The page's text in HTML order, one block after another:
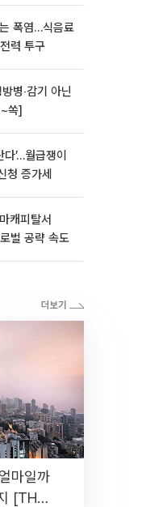
폭염…식음료
력 투구
병‧감기 아닌
쏙]
’…월급쟁이
청 증가세
캐피탈서
벌 공략 속도
마일까
[THE